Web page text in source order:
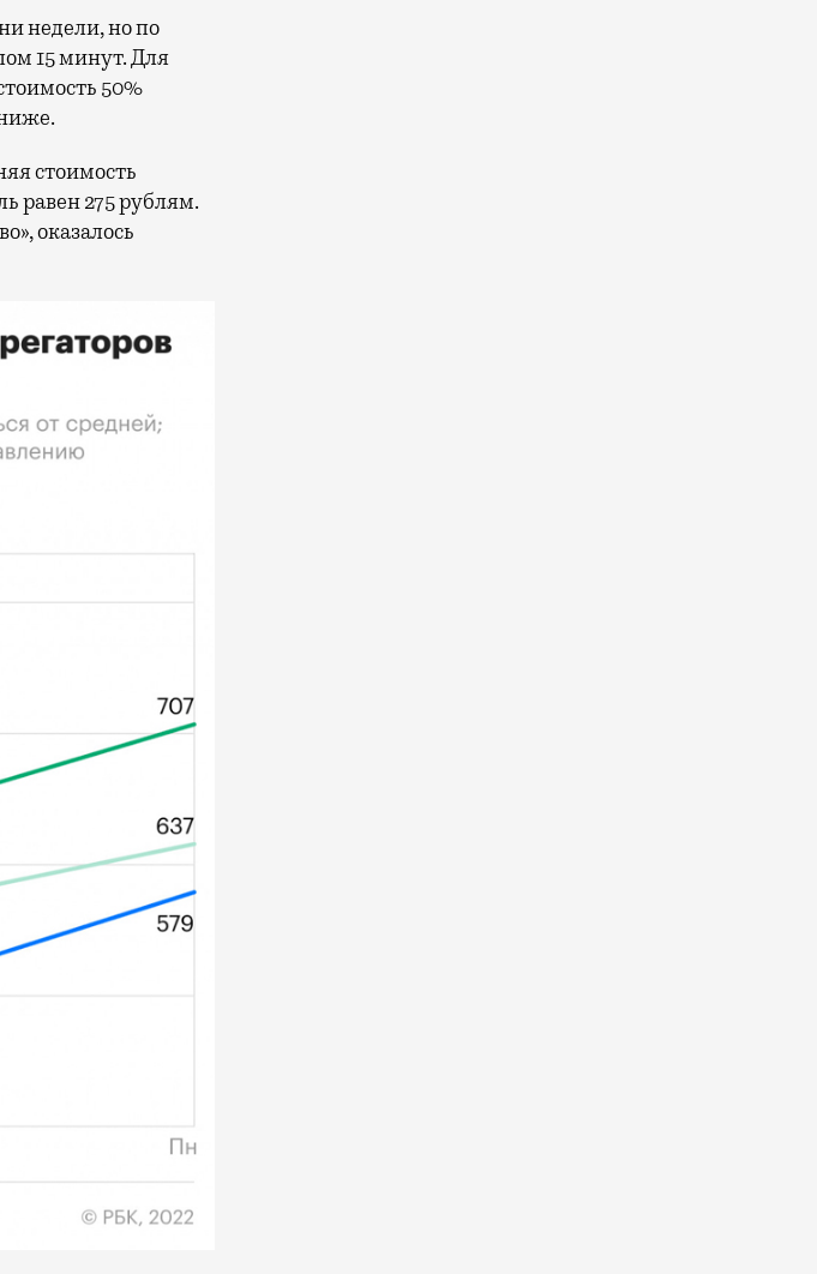
недели, но по
15 минут. Для
50%
стоимость
равен 275 рублям.
оказалось